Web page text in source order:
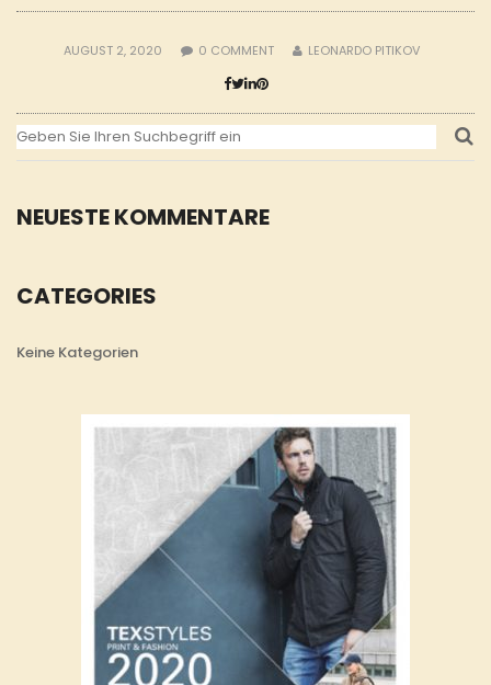
NEUESTE KOMMENTARE
CATEGORIES
Keine Kategorien
AUGUST 2, 2020 0 COMMENT LEONARDO PITIKOV